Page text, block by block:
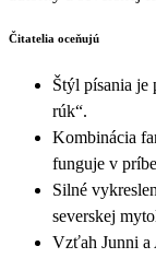
Čitatelia oceňujú
Štýl písania je
rúk“.
Kombinácia
funguje v
Silné
severskej
Vzťah Junni a